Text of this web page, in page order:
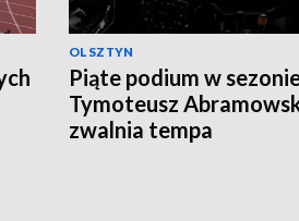
OLSZTYN
Piąte podium w
Tymoteusz
zwalnia tempa